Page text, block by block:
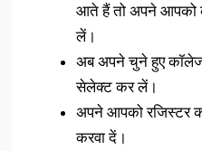
आते हैं तो अपने आपको
लें।
अब अपने चुने हुए
सेलेक्ट कर लें।
अपने आपको रजिस्टर
करवा दें।